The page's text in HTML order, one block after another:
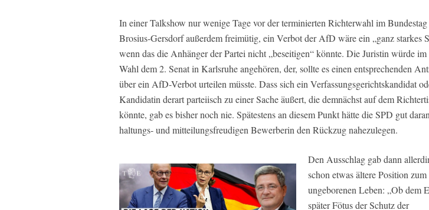
In einer Talkshow nur wenige Tage vor der terminierten Richterwahl im
Brosius-Gersdorf außerdem freimütig, ein Verbot der AfD wäre ein „ganz starkes
wenn das die Anhänger der Partei nicht „beseitigen“ könnte. Die Juristin würde
Wahl dem 2. Senat in Karlsruhe angehören, der, sollte es einen entsprechenden
über ein AfD-Verbot urteilen müsste. Dass sich ein Verfassungsgerichtskandidat
Kandidatin derart parteiisch zu einer Sache äußert, die demnächst auf dem
könnte, gab es bisher noch nie. Spätestens an diesem Punkt hätte die SPD gut
haltungs- und mitteilungsfreudigen Bewerberin den Rückzug nahezulegen.
Den Ausschlag gab dann
schon etwas ältere Position zum
ungeborenen Leben: „Ob dem
später Fötus der Schutz der